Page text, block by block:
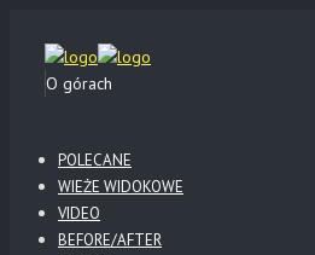
O górach
POLECANE
WIEŻE WIDOKOWE
VIDEO
BEFORE/AFTER